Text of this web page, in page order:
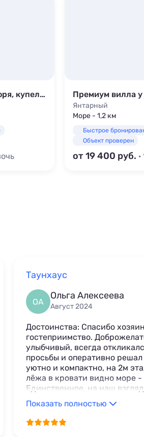
Премиум вилла у моря, купель Фурако, панорама
Янтарный
Море - 1,2 км
Быстрое
Объект проверен
от 19 400
Таунхаус
ОА
Ольга Алексеева
Август 2024
Достоинства: Спасибо
гостеприимство.
улыбчивый, всегда
просьбы и оперативно
уютно и компактно, на 2м
лёжа в кровати видно море -
Единственное, на наш
этаже не хватает какого-
небольшого комода/полки/
личных вещей. До пляжа идти
минут, до кафешек на пляже
Показать полностью